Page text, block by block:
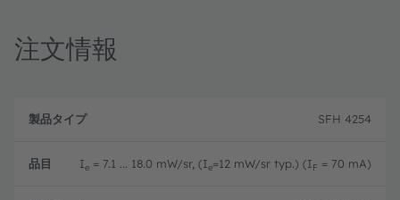
注文情報
品
プ
品
ド
SFH 4254
Ie = 7.1 ... 18.0 mW/sr, (Ie=12 mW/sr typ.) (IF = 70 mA)